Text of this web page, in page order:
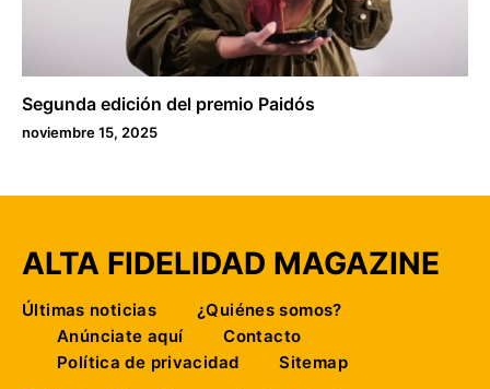
Segunda edición del premio Paidós
noviembre 15, 2025
ALTA FIDELIDAD MAGAZINE
Últimas noticias
¿Quiénes somos?
Anúnciate aquí
Contacto
Política de privacidad
Sitemap